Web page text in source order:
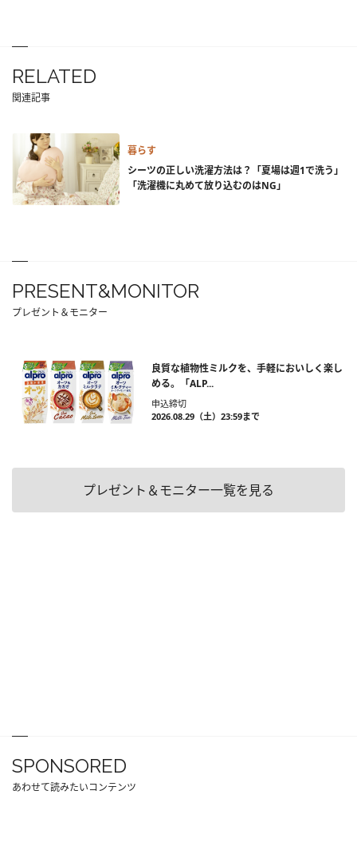
RELATED
関連記事
暮らす
シーツの正しい洗濯方法は？「夏場は週1で洗う」
「洗濯機に丸めて放り込むのはNG」
PRESENT&MONITOR
プレゼント＆モニター
良質な植物性ミルクを、手軽においしく楽し
める。「ALP...
申込締切
2026.08.29（土）23:59まで
プレゼント＆モニター一覧を見る
SPONSORED
あわせて読みたいコンテンツ